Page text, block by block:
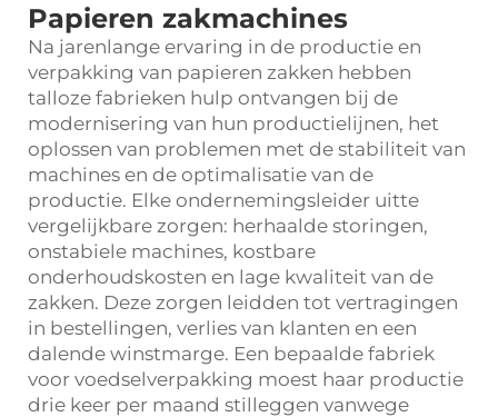
Papieren zakmachines
Na jarenlange ervaring in de productie en
verpakking van papieren zakken hebben
talloze fabrieken hulp ontvangen bij de
modernisering van hun productielijnen, het
oplossen van problemen met de stabiliteit van
machines en de optimalisatie van de
productie. Elke ondernemingsleider uitte
vergelijkbare zorgen: herhaalde storingen,
onstabiele machines, kostbare
onderhoudskosten en lage kwaliteit van de
zakken. Deze zorgen leidden tot vertragingen
in bestellingen, verlies van klanten en een
dalende winstmarge. Een bepaalde fabriek
voor voedselverpakking moest haar productie
drie keer per maand stilleggen vanwege